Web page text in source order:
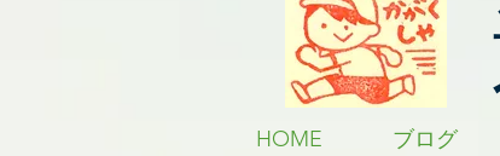
HOME ブログ